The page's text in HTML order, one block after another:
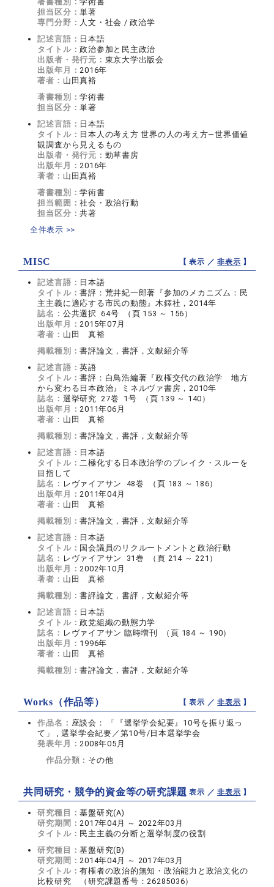
担当区分：単著
専門分野： 人文・社会 / 政治学
記述言語： 日本語
タイトル：政治参加と民主政治
出版者・発行元： 東京大学出版会
出版年月：2016年
著者： 山田真裕
著書種別：学術書
担当区分：単著
記述言語： 日本語
タイトル： 日本人の考え方 世界の人の考え方―世界価値
観調査から見えるもの
出版者・発行元： 勁草書房
出版年月：2016年
著者： 山田真裕
著書種別：学術書
担当範囲：社会・政治行動
担当区分：共著
全件表示 >>
MISC 【 表示 ／非表示 】
記述言語： 日本語
タイトル：書評：荒井紀一郎著『参加のメカニズム：民
主主義に適応する市民の動態』木鐸社，2014年
誌名： 公共選択 64号 （頁 153 ～ 156）
出版年月：2015年07月
著者： 山田 真裕
掲載種別：書評論文，書評，文献紹介等
記述言語：英語
タイトル：書評：白鳥浩編著『政権交代の政治学 地方
から変わる日本政治』ミネルヴァ書房，2010年
誌名： 選挙研究 27巻 1号 （頁 139 ～ 140）
出版年月：2011年06月
著者： 山田 真裕
掲載種別：書評論文，書評，文献紹介等
記述言語： 日本語
タイトル：二極化する日本政治学のブレイク・スルーを
目指して
誌名： レヴァイアサン 48巻 （頁 183 ～ 186）
出版年月：2011年04月
著者： 山田 真裕
掲載種別：書評論文，書評，文献紹介等
記述言語： 日本語
タイトル： 国会議員のリクルートメントと政治行動
誌名： レヴァイアサン 31巻 （頁 214 ～ 221）
出版年月：2002年10月
著者： 山田 真裕
掲載種別：書評論文，書評，文献紹介等
記述言語： 日本語
タイトル：政党組織の動態力学
誌名： レヴァイアサン 臨時増刊 （頁 184 ～ 190）
出版年月： 1996年
著者： 山田 真裕
掲載種別：書評論文，書評，文献紹介等
Works（作品等） 【 表示 ／非表示 】
作品名： 座談会： 「『選挙学会紀要』10号を振り返っ
て」 , 選挙学会紀要／第10号/日本選挙学会
発表年月：2008年05月
作品分類： その他
共同研究・競争的資金等の研究課題【 表示 ／非表示 】
研究種目：基盤研究(A)
研究期間：2017年04月 ～ 2022年03月
タイトル： 民主主義の分断と選挙制度の役割
研究種目：基盤研究(B)
研究期間：2014年04月 ～ 2017年03月
タイトル：有権者の政治的無知・政治能力と政治文化の
比較研究 （研究課題番号：26285036）